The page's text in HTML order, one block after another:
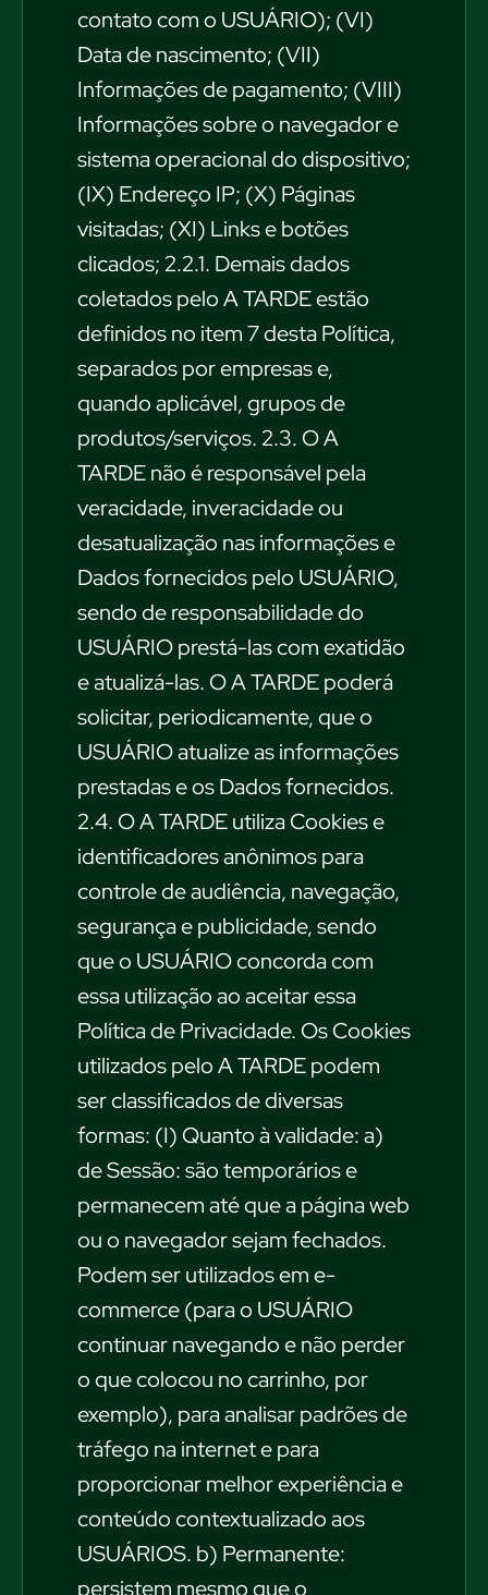
contato com o USUÁRIO); (VI)
Data de nascimento; (VII)
Informações de pagamento; (VIII)
Informações sobre o navegador e
sistema operacional do dispositivo;
(IX) Endereço IP; (X) Páginas
visitadas; (XI) Links e botões
clicados; 2.2.1. Demais dados
coletados pelo A TARDE estão
definidos no item 7 desta Política,
separados por empresas e,
quando aplicável, grupos de
produtos/serviços. 2.3. O A
TARDE não é responsável pela
veracidade, inveracidade ou
desatualização nas informações e
Dados fornecidos pelo USUÁRIO,
sendo de responsabilidade do
USUÁRIO prestá-las com exatidão
e atualizá-las. O A TARDE poderá
solicitar, periodicamente, que o
USUÁRIO atualize as informações
prestadas e os Dados fornecidos.
2.4. O A TARDE utiliza Cookies e
identificadores anônimos para
controle de audiência, navegação,
segurança e publicidade, sendo
que o USUÁRIO concorda com
essa utilização ao aceitar essa
Política de Privacidade. Os Cookies
utilizados pelo A TARDE podem
ser classificados de diversas
formas: (I) Quanto à validade: a)
de Sessão: são temporários e
permanecem até que a página web
ou o navegador sejam fechados.
Podem ser utilizados em e-
commerce (para o USUÁRIO
continuar navegando e não perder
o que colocou no carrinho, por
exemplo), para analisar padrões de
tráfego na internet e para
proporcionar melhor experiência e
conteúdo contextualizado aos
USUÁRIOS. b) Permanente:
persistem mesmo que o